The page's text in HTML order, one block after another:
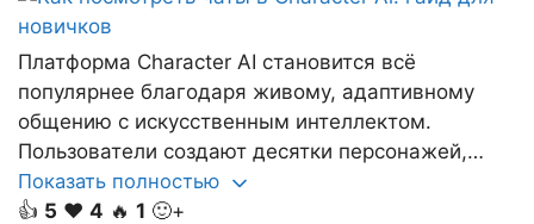
Платформа Character AI становится всё
популярнее благодаря живому, адаптивному
общению с искусственным интеллектом.
Пользователи создают десятки персонажей,…
Показать полностью
👍 5 ❤️ 4 🔥 1 🙂+